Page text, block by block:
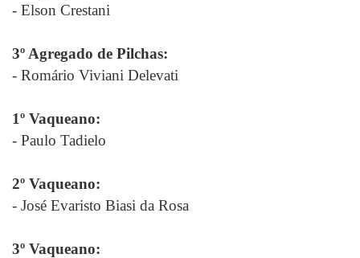
- Elson Crestani
3º Agregado de Pilchas:
- Romário Viviani Delevati
1º Vaqueano:
- Paulo Tadielo
2º Vaqueano:
- José Evaristo Biasi da Rosa
3º Vaqueano: